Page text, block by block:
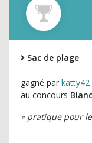
Sac de plage
gagné par katty42
au concours
« pratique pour